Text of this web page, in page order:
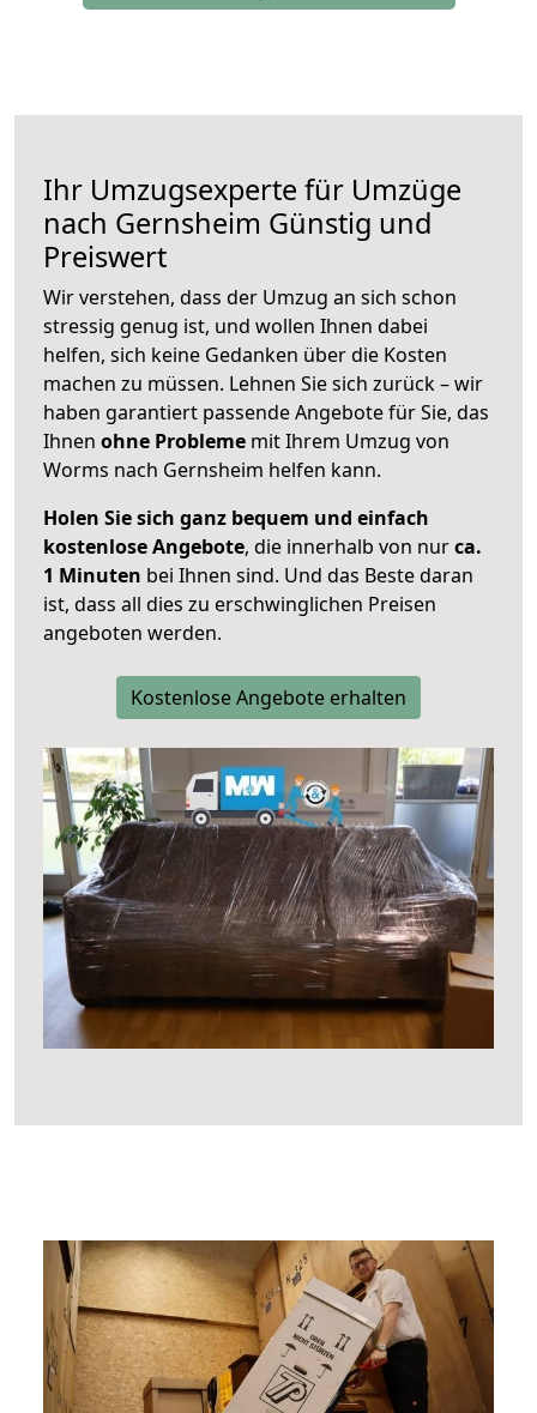
Ihr Umzugsexperte für Umzüge
nach Gernsheim Günstig und
Preiswert
Wir verstehen, dass der Umzug an sich schon
stressig genug ist, und wollen Ihnen dabei
helfen, sich keine Gedanken über die Kosten
machen zu müssen. Lehnen Sie sich zurück – wir
haben garantiert passende Angebote für Sie, das
Ihnen ohne Probleme mit Ihrem Umzug von
Worms nach Gernsheim helfen kann.
Holen Sie sich ganz bequem und einfach
kostenlose Angebote, die innerhalb von nurca.
1 Minuten bei Ihnen sind. Und das Beste daran
ist, dass all dies zu erschwinglichen Preisen
angeboten werden.
Kostenlose Angebote erhalten